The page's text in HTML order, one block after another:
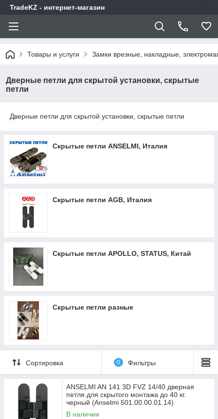
TradeKZ - интернет-магазин
Товары и услуги Замки врезные, накладные,
Дверные петли для скрытой установки, скрытые
петли
Дверные петли для скрытой установки, скрытые петли
Скрытые петли ANSELMI, Италия
Скрытые петли AGB, Италия
Скрытые петли APOLLO, STATUS, Китай
Скрытые петли разные
Сортировка 0 Фильтры
ANSELMI AN 141 3D FVZ 14/40 дверная
петля для скрытого монтажа до 40 кг.
черный (Anselmi 501.00.00.01.14)
В наличии